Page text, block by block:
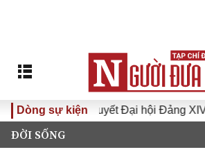
Dòng sự kiện
Đại hội Đảng XIV vào cuộc sống
ĐỜI SỐNG